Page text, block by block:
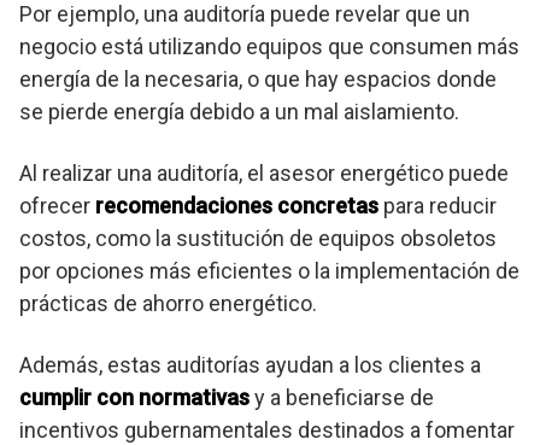
Por ejemplo, una auditoría puede revelar que un
negocio está utilizando equipos que consumen más
energía de la necesaria, o que hay espacios donde
se pierde energía debido a un mal aislamiento.
Al realizar una auditoría, el asesor energético puede
ofrecer recomendaciones concretas para reducir
costos, como la sustitución de equipos obsoletos
por opciones más eficientes o la implementación de
prácticas de ahorro energético.
Además, estas auditorías ayudan a los clientes a
cumplir con normativasy a beneficiarse de
incentivos gubernamentales destinados a fomentar